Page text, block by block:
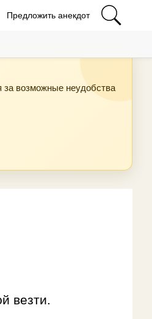
Предложить анекдот
за возможные неудобства
везти.